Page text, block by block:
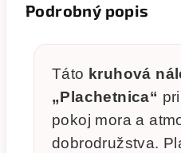
Podrobný popis
Táto kruhová
„Plachetnica“
pokoj mora a
dobrodružstva.